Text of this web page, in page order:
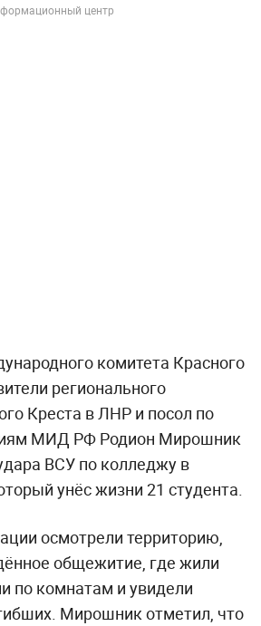
центр
комитета Красного
регионального
Креста в ЛНР и посол по
МИД РФ Родион Мирошник
ВСУ по колледжу в
унёс жизни 21 студента.
осмотрели территорию,
общежитие, где жили
по комнатам и увидели
Мирошник отметил, что